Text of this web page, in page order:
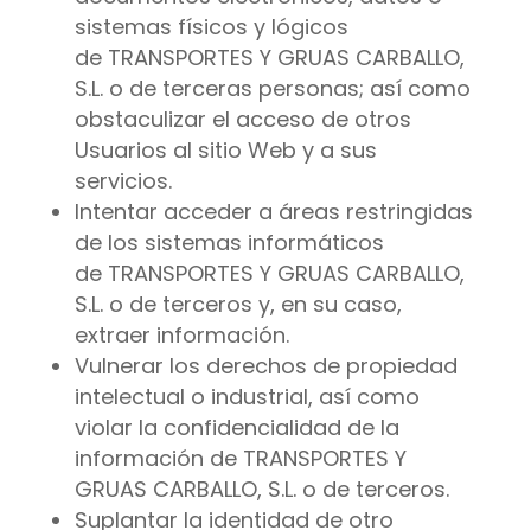
sistemas físicos y lógicos
de TRANSPORTES Y GRUAS CARBALLO,
S.L. o de terceras personas; así como
obstaculizar el acceso de otros
Usuarios al sitio Web y a sus
servicios.
Intentar acceder a áreas restringidas
de los sistemas informáticos
de TRANSPORTES Y GRUAS CARBALLO,
S.L. o de terceros y, en su caso,
extraer información.
Vulnerar los derechos de propiedad
intelectual o industrial, así como
violar la confidencialidad de la
información de TRANSPORTES Y
GRUAS CARBALLO, S.L. o de terceros.
Suplantar la identidad de otro